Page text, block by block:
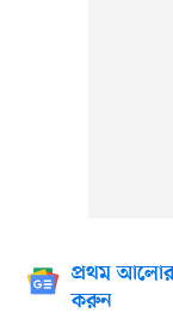
প্রথম
করুন